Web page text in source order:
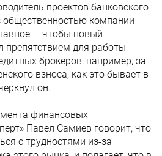
проектов банковского
общественностью компании
— чтобы новый
препятствием для работы
брокеров, например, за
взноса, как это бывает в
он.
финансовых
Павел Самиев говорит, что
с трудностями из-за